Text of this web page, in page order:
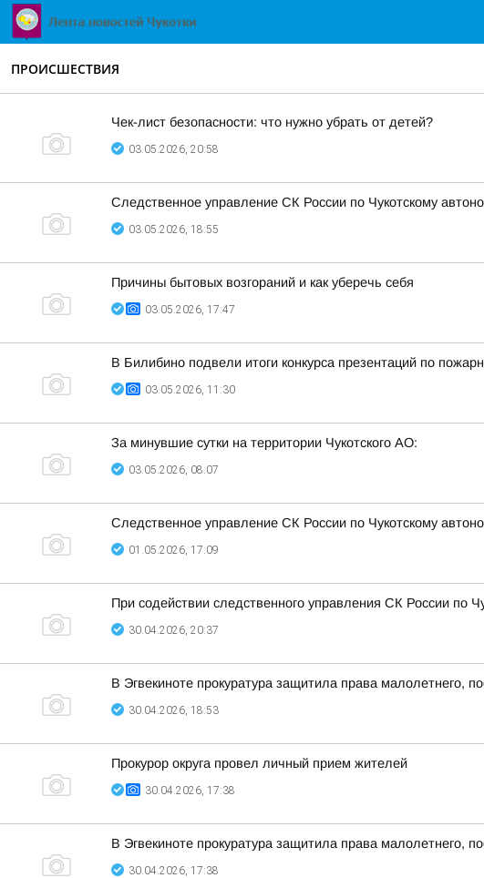
ПРОИСШЕСТВИЯ
Чек-лист безопасности: что нужно убрать от детей?
03.05.2026, 20:58
Следственное управление СК России по Чукотскому
03.05.2026, 18:55
Причины бытовых возгораний и как уберечь себя
03.05.2026, 17:47
В Билибино подвели итоги конкурса презентаций по
03.05.2026, 11:30
За минувшие сутки на территории Чукотского АО:
03.05.2026, 08:07
Следственное управление СК России по Чукотскому
01.05.2026, 17:09
При содействии следственного управления СК России по
30.04.2026, 20:37
В Эгвекиноте прокуратура защитила права малолетнего,
30.04.2026, 18:53
Прокурор округа провел личный прием жителей
30.04.2026, 17:38
В Эгвекиноте прокуратура защитила права малолетнего,
30.04.2026, 17:38